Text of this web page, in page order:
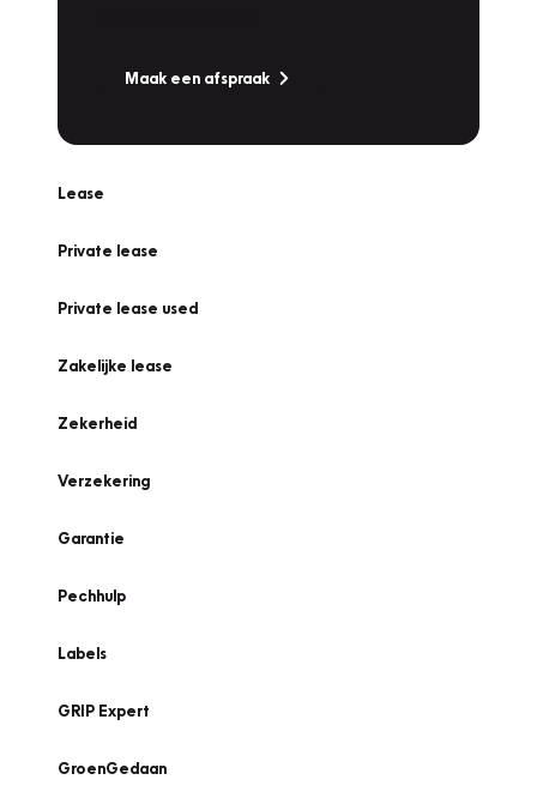
Maak een afspraak
Lease
Private lease
Private lease used
Zakelijke lease
Zekerheid
Verzekering
Garantie
Pechhulp
Labels
GRIP Expert
GroenGedaan